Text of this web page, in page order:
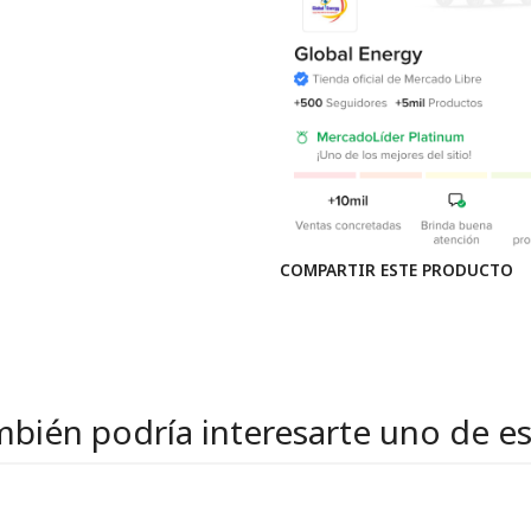
COMPARTIR ESTE PRODUCTO
podría interesarte uno de